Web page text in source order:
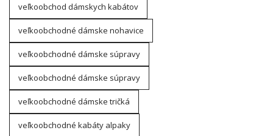
veľkoobchod dámskych kabátov
veľkoobchodné dámske nohavice
veľkoobchodné dámske súpravy
veľkoobchodné dámske súpravy
veľkoobchodné dámske tričká
veľkoobchodné kabáty alpaky